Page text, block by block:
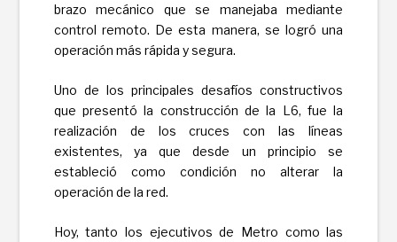
brazo mecánico que se manejaba mediante
control remoto. De esta manera, se logró una
operación más rápida y segura.
Uno de los principales desafíos constructivos
que presentó la construcción de la L6, fue la
realización de los cruces con las líneas
existentes, ya que desde un principio se
estableció como condición no alterar la
operación de la red.
Hoy, tanto los ejecutivos de Metro como las